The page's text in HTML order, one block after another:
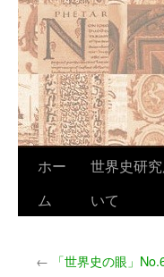
ン
ホー
ム
世界史研
いて
← 「世界史の眼」